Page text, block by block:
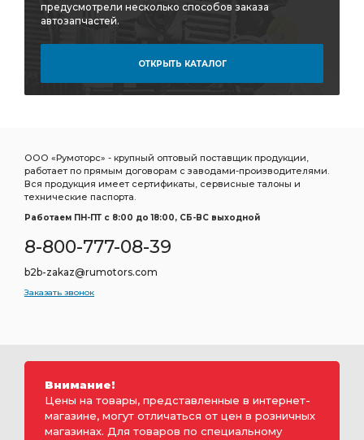
предусмотрели несколько способов заказа
автозапчастей.
ОТКРЫТЬ КАТАЛОГ
ООО «Румоторс» - крупный оптовый поставщик продукции,
работает по прямым договорам с заводами-производителями.
Вся продукция имеет сертификаты, сервисные талоны и
технические паспорта.
Работаем ПН-ПТ c 8:00 до 18:00, СБ-ВС выходной
8-800-777-08-39
b2b-zakaz@rumotors.com
Заказать звонок
Внимание!
Цены на товары, представленные в интернет-
магазине, могут отличаться от цен в розничных
магазинах. Для товаров по специальному